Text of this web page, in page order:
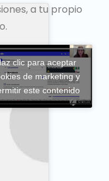
a tu propio
clic para aceptar
de marketing y
este contenido